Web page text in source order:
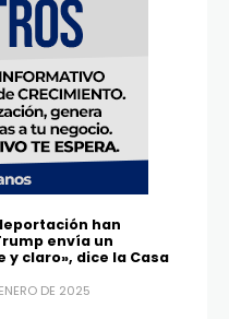
25,1K
han
envía un
y claro», dice la Casa
DE 2025